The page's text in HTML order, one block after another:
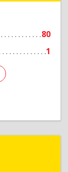
80
1